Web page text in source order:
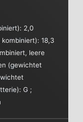
2,0
kombiniert):18,3
leere
(gewichtet
G ;